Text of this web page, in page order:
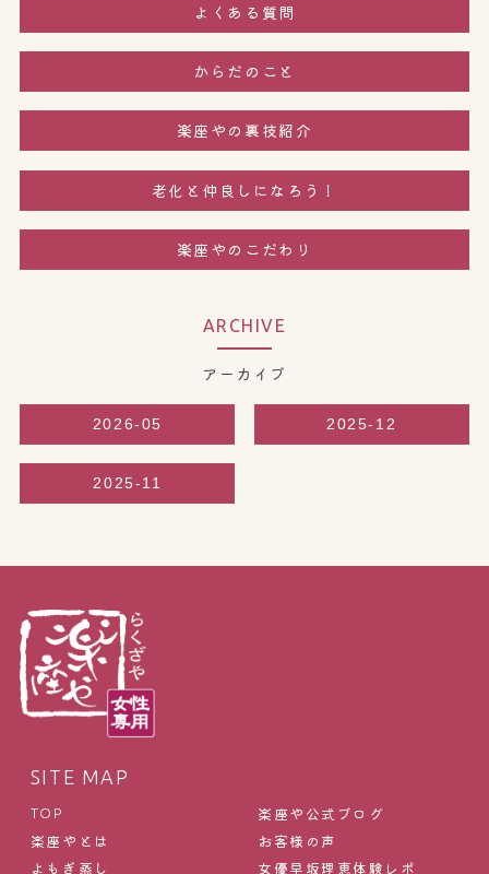
よくある質問
からだのこと
楽座やの裏技紹介
老化と仲良しになろう！
楽座やのこだわり
ARCHIVE
アーカイブ
2026-05 2025-12
2025-11
SITE MAP
TOP
楽座やとは
よもぎ蒸し
楽座や公式ブログ
お客様の声
女優早坂理恵体験レポ